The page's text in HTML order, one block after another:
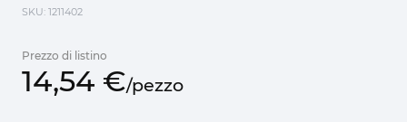
SKU: 1211402
Prezzo di listino
14,54 €/pezzo